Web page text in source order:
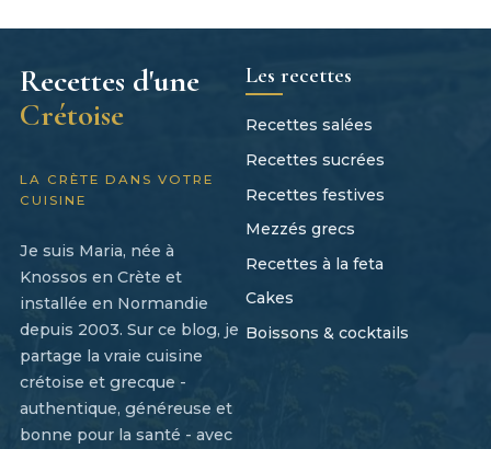
Recettes d'une
Crétoise
LA CRÈTE DANS VOTRE
CUISINE
Je suis Maria, née à
Knossos en Crète et
installée en Normandie
depuis 2003. Sur ce blog, je
partage la vraie cuisine
crétoise et grecque -
authentique, généreuse et
bonne pour la santé - avec
Les recettes
Recettes salées
Recettes sucrées
Recettes festives
Mezzés grecs
Recettes à la feta
Cakes
Boissons & cocktails